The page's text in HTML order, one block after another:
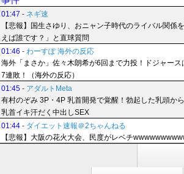
01:47 - ネギ速
【悲報】国生さゆり、おニャン子時代のライバル関
えば誰です？」と直球質問
01:46 - わーすぽ 海外の反応
海外「まさか」佐々木朗希が6回まで力投！ドジャー
7連敗！（海外の反応）
01:45 - アダルトMeta
有村のぞみ 3P・4P 乳首開発で覚醒！勃起した乳頭か
乳首イキ汗だく中出しSEX
01:44 - ダイエット速報＠2ちゃんねる
【悲報】大阪の花火大会、民度がレベチ